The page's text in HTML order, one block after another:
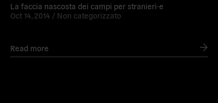
La faccia nascosta dei campi per stranieri-e
Oct 14, 2014 / Non categorizzato
Read more